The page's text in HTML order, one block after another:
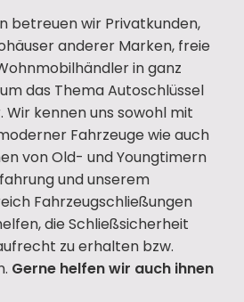
betreuen wir Privatkunden,
anderer Marken, freie
in ganz
das Thema Autoschlüssel
Wir kennen uns sowohl mit
Fahrzeuge wie auch
von Old- und Youngtimern
und unserem
Fahrzeugschließungen
die Schließsicherheit
zu erhalten bzw.
Gerne helfen wir auch ihnen